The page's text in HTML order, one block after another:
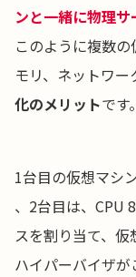
ンと一緒に物理
このように複数
モリ、ネットワ
化のメリットです。
1台目の仮想マシ
、2台目は、CPU
スを割り当て、
ハイパーバイザが